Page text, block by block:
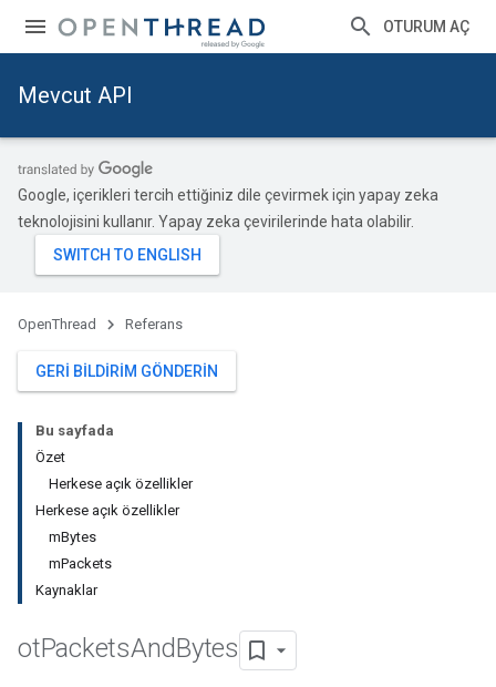
OTURUM AÇ
Mevcut API
Google, içerikleri tercih ettiğiniz dile çevirmek için yapay zeka
teknolojisini kullanır. Yapay zeka çevirilerinde hata olabilir.
OpenThread Referans
GERI BILDIRIM GÖNDERIN
Bu sayfada
Özet
Herkese açık özellikler
Herkese açık özellikler
mBytes
mPackets
Kaynaklar
otPacketsAndBytes